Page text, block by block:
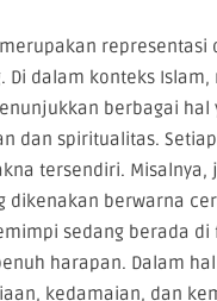
representasi
Di dalam konteks Islam,
berbagai hal
dan spiritualitas.
tersendiri. Misalnya,
dikenakan berwarna
sedang berada di
harapan. Dalam
kedamaian, dan